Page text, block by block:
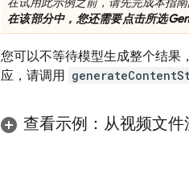
在该部分中，您还需要点击所选
您可以不等待模型生成整个结果
应，请调用
查看示例：从视频文